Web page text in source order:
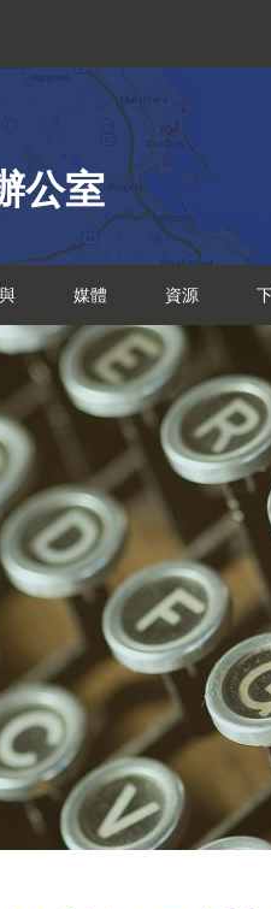
公室
媒體 資源